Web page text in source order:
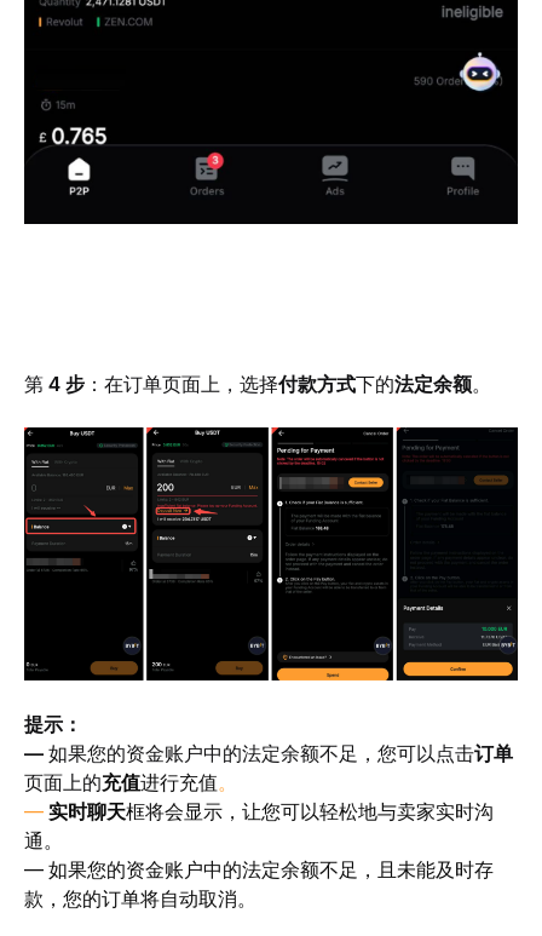
第 4 步 ：在订单页面上，选择付款方式下的法定余额。
提示：
— 如果您的资金账户中的法定余额不足，您可以点击订单
页面上的充值进行充值。
— 实时聊天框将会显示，让您可以轻松地与卖家实时沟
通。
— 如果您的资金账户中的法定余额不足，且未能及时存
款，您的订单将自动取消。